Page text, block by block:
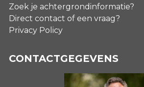
Zoek je achtergrondinformatie?
Direct contact of een vraag?
Privacy Policy
CONTACTGEGEVENS